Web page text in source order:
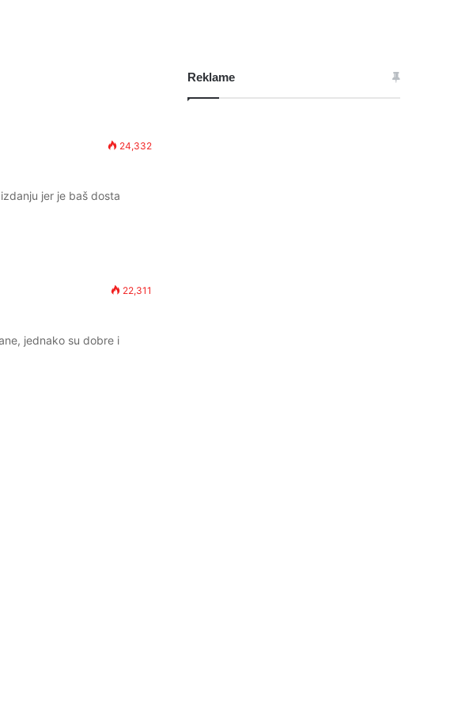
24,332
jer je baš dosta
22,311
jednako su dobre i
Reklame